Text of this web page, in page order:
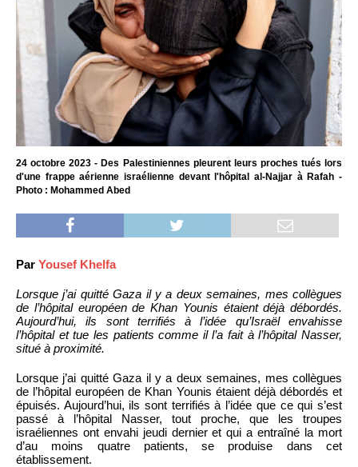
24 octobre 2023 - Des Palestiniennes pleurent leurs proches tués lors
d'une frappe aérienne israélienne devant l'hôpital al-Najjar à Rafah -
Photo : Mohammed Abed
Par Yousef Khelfa
Lorsque j’ai quitté Gaza il y a deux semaines, mes collègues
de l’hôpital européen de Khan Younis étaient déjà débordés.
Aujourd’hui, ils sont terrifiés à l’idée qu’Israël envahisse
l’hôpital et tue les patients comme il l’a fait à l’hôpital Nasser,
situé à proximité.
Lorsque j’ai quitté Gaza il y a deux semaines, mes collègues
de l’hôpital européen de Khan Younis étaient déjà débordés et
épuisés. Aujourd’hui, ils sont terrifiés à l’idée que ce qui s’est
passé à l’hôpital Nasser, tout proche, que les troupes
israéliennes ont envahi jeudi dernier et qui a entraîné la mort
d’au moins quatre patients, se produise dans cet
établissement.